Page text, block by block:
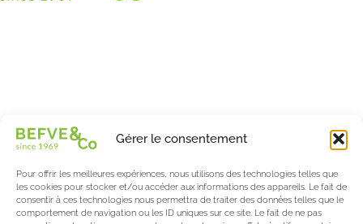
Gérer le consentement
Pour offrir les meilleures expériences, nous utilisons des technologies telles que
les cookies pour stocker et/ou accéder aux informations des appareils. Le fait de
consentir à ces technologies nous permettra de traiter des données telles que le
comportement de navigation ou les ID uniques sur ce site. Le fait de ne pas
À Propos
Nos partenaires
Actualités & Evènements